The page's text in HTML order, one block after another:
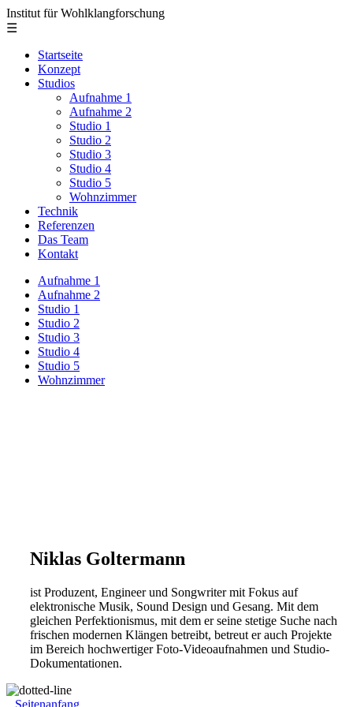
Institut für Wohlklangforschung
☰
Startseite
Konzept
Studios
Aufnahme 1
Aufnahme 2
Studio 1
Studio 2
Studio 3
Studio 4
Studio 5
Wohnzimmer
Technik
Referenzen
Das Team
Kontakt
Aufnahme 1
Aufnahme 2
Studio 1
Studio 2
Studio 3
Studio 4
Studio 5
Wohnzimmer
Niklas Goltermann
ist Produzent, Engineer und Songwriter mit Fokus auf
elektronische Musik, Sound Design und Gesang. Mit dem
gleichen Perfektionismus, mit dem er seine stetige Suche nach
frischen modernen Klängen betreibt, betreut er auch Projekte
im Bereich hochwertiger Foto-Videoaufnahmen und Studio-
Dokumentationen.
Seitenanfang